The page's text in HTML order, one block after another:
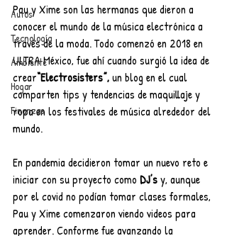
Autos
Tecnología
Ambiente
Hogar
Finanzas
Pau y Xime son las hermanas que dieron a
conocer el mundo de la música electrónica a
través de la moda. Todo comenzó en 2018 en
ULTRA México, fue ahí cuando surgió la idea de
crear“Electrosisters”, un blog en el cual
comparten tips y tendencias de maquillaje y
ropa en los festivales de música alrededor del
mundo.
En pandemia decidieron tomar un nuevo reto e
iniciar con su proyecto como DJ’s y, aunque
por el covid no podían tomar clases formales,
Pau y Xime comenzaron viendo videos para
aprender. Conforme fue avanzando la